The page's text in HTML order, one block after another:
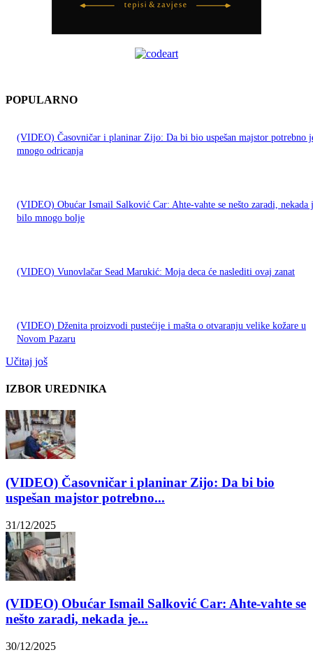
POPULARNO
(VIDEO) Časovničar i planinar Zijo: Da bi bio uspešan majstor potrebno
mnogo odricanja
(VIDEO) Obućar Ismail Salković Car: Ahte-vahte se nešto zaradi, nekada
bilo mnogo bolje
(VIDEO) Vunovlačar Sead Marukić: Moja deca će naslediti ovaj zanat
(VIDEO) Dženita proizvodi pustećije i mašta o otvaranju velike kožare u
Novom Pazaru
Učitaj još
IZBOR UREDNIKA
(VIDEO) Časovničar i planinar Zijo: Da bi bio
uspešan majstor potrebno...
31/12/2025
(VIDEO) Obućar Ismail Salković Car: Ahte-vahte se
nešto zaradi, nekada je...
30/12/2025